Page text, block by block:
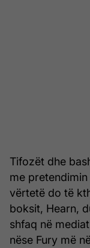
Tifozët dhe
me
vërtetë do të
boksit, Hearn,
shfaq në
nëse Fury më